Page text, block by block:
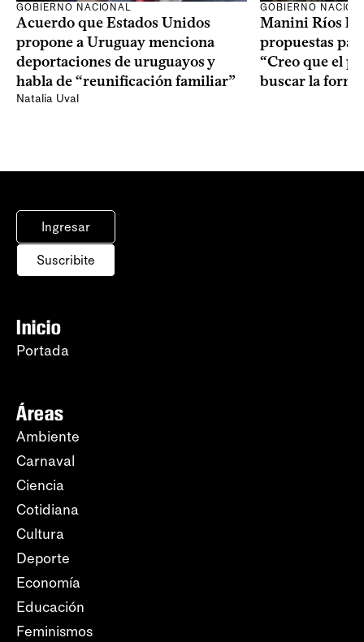
GOBIERNO NACIONAL
Acuerdo que Estados Unidos
propone a Uruguay menciona
deportaciones de uruguayos y
habla de “reunificación familiar”
Natalia Uval
GOBIERNO
Manini Ríos le
propuestas
“Creo que el
buscar la
Ingresar
Suscribite
Inicio
Portada
Áreas
Ambiente
Carnaval
Ciencia
Cotidiana
Cultura
Deporte
Economía
Educación
Feminismos